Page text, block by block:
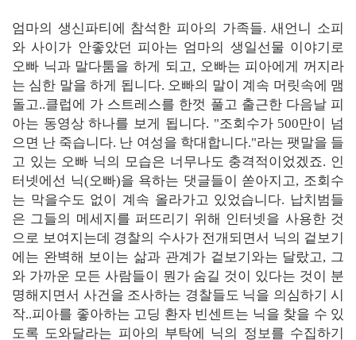
엄마의 생신파티에 참석한 피아의 가족들. 새언니 소피
와 사이가 안좋았던 피아는 엄마의 생일선물 이야기로
오빠 닉과 말다툼을 하게 되고, 오빠는 피아에게 꺼지라
는 심한 말을 하게 됩니다. 오빠의 말이 계속 머릿속에 맴
돌고..클럽에 가 스트레스를 한껏 풀고 출근한 다음날 피
아는 동영상 하나를 보게 됩니다. "조회수가 500만이 넘
으면 난 죽습니다. 난 여성을 학대합니다."라는 팻말을 들
고 있는 오빠 닉의 모습은 너무나도 충격적이었겠죠. 인
터넷에선 닉(오빠)을 욕하는 댓글들이 쏟아지고, 조회수
는 막을수도 없이 계속 올라가고 있었습니다. 납치범들
은 그들의 메세지를 퍼뜨리기 위해 인터넷을 사용한 것
으로 보여지는데 경찰의 수사가 전개되면서 닉의 겉보기
에는 완벽해 보이는 삶과 관계가 겉보기와는 달랐고, 그
와 가까운 모든 사람들이 뭔가 숨길 것이 있다는 것이 분
명해지면서 사건을 조사하는 경찰들도 닉을 의심하기 시
작..피아를 좋아하는 고딩 환자 빈센트는 닉을 찾을 수 있
도록 도와달라는 피아의 부탁에 닉의 정보를 수집하기